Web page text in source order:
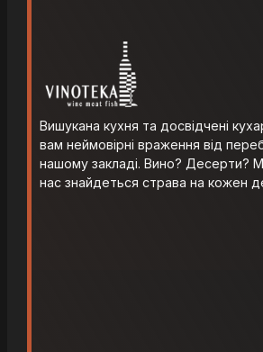
Вишукана кухня та досвідчені
вам неймовірні враження від
нашому закладі. Вино? Десерти?
нас знайдеться страва на кожен